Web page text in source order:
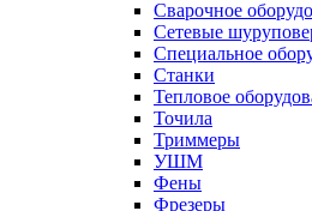
Сварочное
Сетевые
Специальное
Станки
Тепловое
Точила
Триммеры
УШМ
Фены
Фрезеры